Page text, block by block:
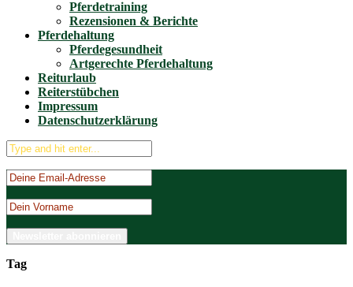
Pferdetraining
Rezensionen & Berichte
Pferdehaltung
Pferdegesundheit
Artgerechte Pferdehaltung
Reiturlaub
Reiterstübchen
Impressum
Datenschutzerklärung
Tag